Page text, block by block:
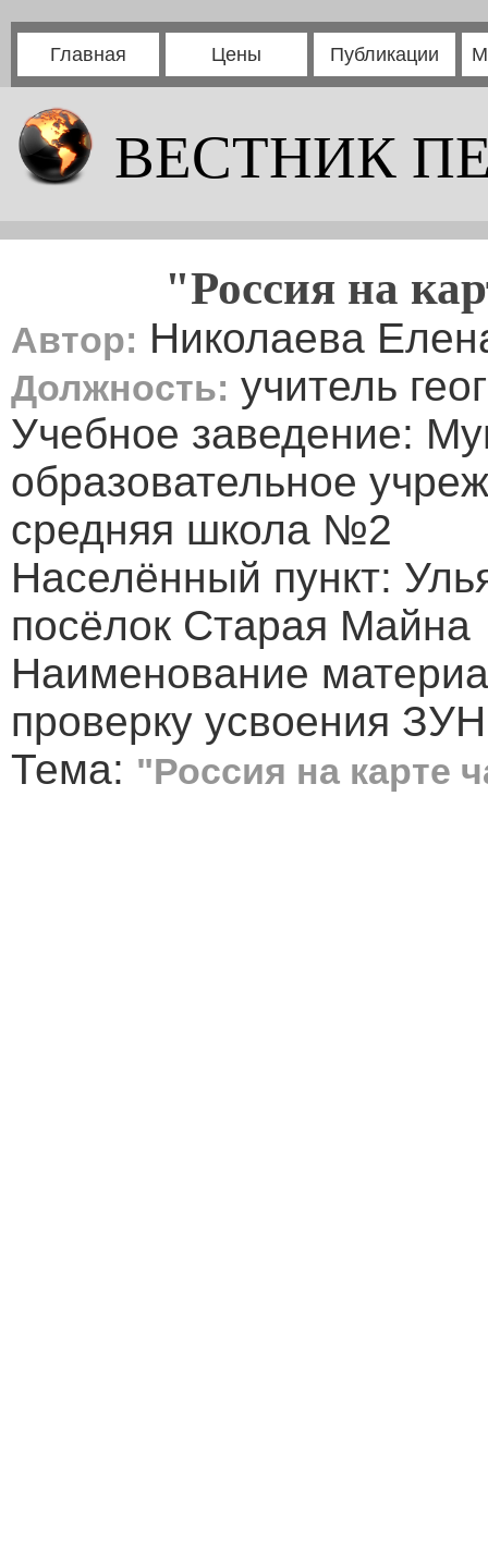
Главная Цены Публикации
ВЕСТНИК
"Россия на
Автор: Николаева
Должность: учитель
Учебное заведение:
образовательное
средняя школа №2
Населённый пункт:
посёлок Старая Майна
Наименование
проверку усвоения ЗУН
Тема: "Россия на карте